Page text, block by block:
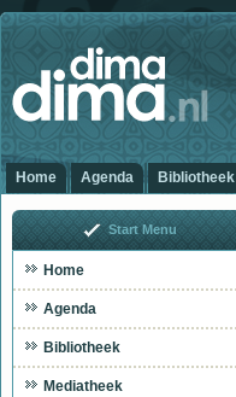
Home Agenda Bibliotheek
Start Menu
Home
Agenda
Bibliotheek
Mediatheek